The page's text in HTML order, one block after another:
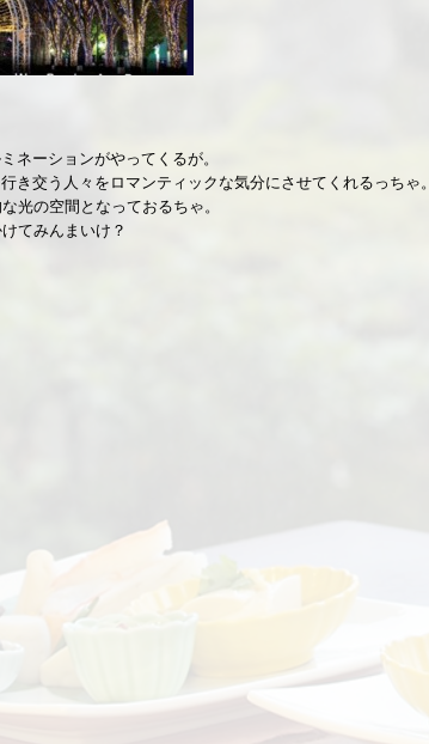
ネーションがやってくるが。
き交う人々をロマンティックな気分にさせてくれるっちゃ。
光の空間となっておるちゃ。
てみんまいけ？